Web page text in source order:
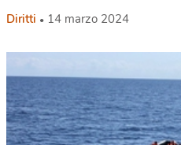
Diritti 14 marzo 2024